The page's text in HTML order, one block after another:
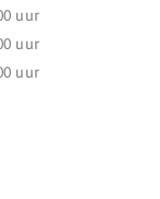
uur
uur
uur